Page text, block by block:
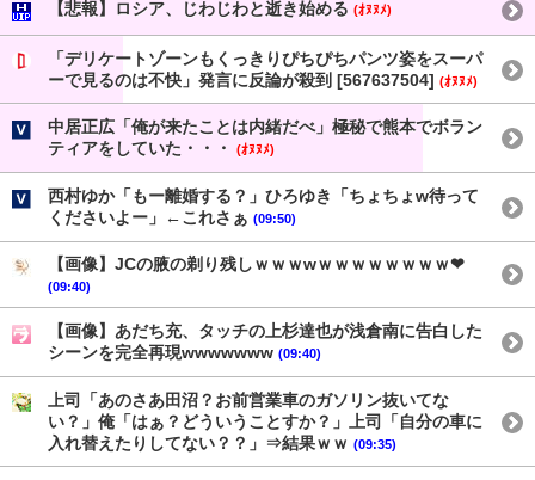
【悲報】ロシア、じわじわと逝き始める (ｵﾇﾇﾒ)
「デリケートゾーンもくっきりぴちぴちパンツ姿をスーパ
ーで見るのは不快」発言に反論が殺到 [567637504] (ｵﾇﾇﾒ)
中居正広「俺が来たことは内緒だべ」極秘で熊本でボラン
ティアをしていた・・・
(ｵﾇﾇﾒ)
西村ゆか「もー離婚する？」ひろゆき「ちょちょw待って
くださいよー」←これさぁ (09:50)
【画像】JCの腋の剃り残しｗｗｗwｗｗｗｗｗｗｗｗ❤
(09:40)
【画像】あだち充、タッチの上杉達也が浅倉南に告白した
シーンを完全再現wwwwwww (09:40)
上司「あのさあ田沼？お前営業車のガソリン抜いてな
い？」俺「はぁ？どういうことすか？」上司「自分の車に
入れ替えたりしてない？？」⇒結果ｗｗ (09:35)